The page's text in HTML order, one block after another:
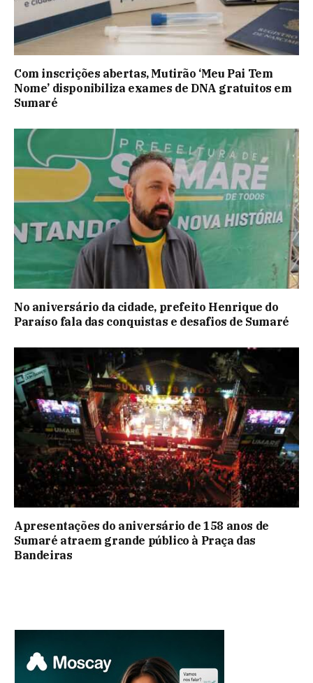
Com inscrições abertas, Mutirão ‘Meu Pai Tem
Nome’ disponibiliza exames de DNA gratuitos em
Sumaré
No aniversário da cidade, prefeito Henrique do
Paraíso fala das conquistas e desafios de Sumaré
Apresentações do aniversário de 158 anos de
Sumaré atraem grande público à Praça das
Bandeiras